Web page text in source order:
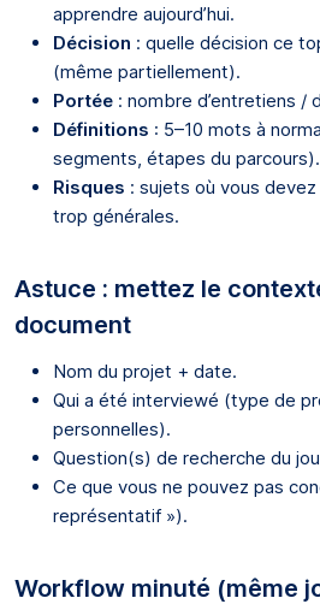
apprendre aujourd’hui.
Décision : quelle décision ce
(même partiellement).
Portée : nombre d’entretiens /
Définitions : 5–10 mots à
segments, étapes du parcours).
Risques : sujets où vous
trop générales.
Astuce : mettez le
document
Nom du projet + date.
Qui a été interviewé (type de
personnelles).
Question(s) de recherche du
Ce que vous ne pouvez pas
représentatif »).
Workflow minuté (même